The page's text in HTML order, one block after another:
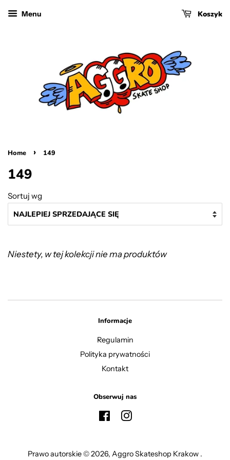
Menu Koszyk
Home › 149
149
Sortuj wg
Niestety, w tej kolekcji nie ma produktów
Informacje
Regulamin
Polityka prywatności
Kontakt
Obserwuj nas
FacebookInstagram
Prawo autorskie © 2026, Aggro Skateshop Krakow .